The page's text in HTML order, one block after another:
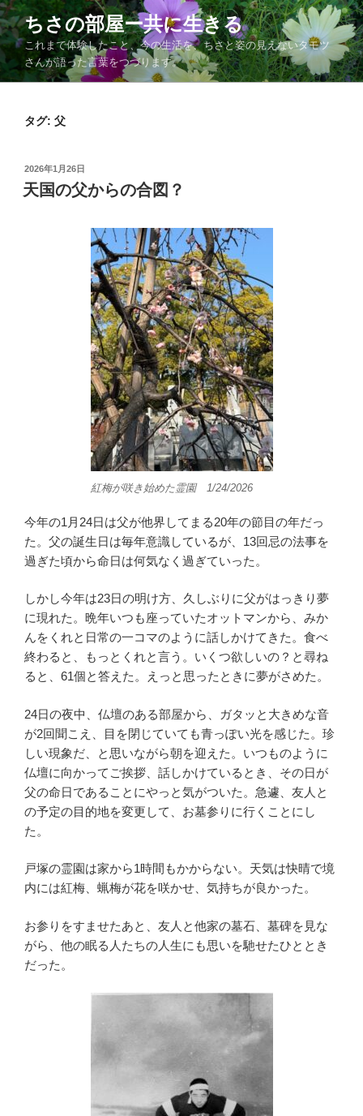
コ
ン
テ
ン
ツ
ちさの部屋ー共に生きる
これまで体験したこと、今の生活を、ちさと姿の見えないタモツ
さんが語った言葉をつづります。
タグ: 父
投
稿
日:
2026年1月26日
天国の父からの合図？
紅梅が咲き始めた霊園 1/24/2026
今年の1月24日は父が他界してまる20年の節目の年だっ
た。父の誕生日は毎年意識しているが、13回忌の法事を
過ぎた頃から命日は何気なく過ぎていった。
しかし今年は23日の明け方、久しぶりに父がはっきり夢
に現れた。晩年いつも座っていたオットマンから、みか
んをくれと日常の一コマのように話しかけてきた。食べ
終わると、もっとくれと言う。いくつ欲しいの？と尋ね
ると、61個と答えた。えっと思ったときに夢がさめた。
24日の夜中、仏壇のある部屋から、ガタッと大きめな音
が2回聞こえ、目を閉じていても青っぽい光を感じた。珍
しい現象だ、と思いながら朝を迎えた。いつものように
仏壇に向かってご挨拶、話しかけているとき、その日が
父の命日であることにやっと気がついた。急遽、友人と
の予定の目的地を変更して、お墓参りに行くことにし
た。
戸塚の霊園は家から1時間もかからない。天気は快晴で境
内には紅梅、蝋梅が花を咲かせ、気持ちが良かった。
お参りをすませたあと、友人と他家の墓石、墓碑を見な
がら、他の眠る人たちの人生にも思いを馳せたひととき
だった。